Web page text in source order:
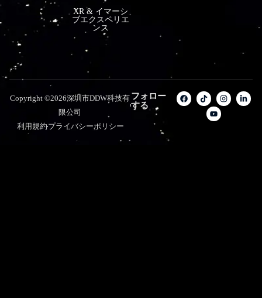
XR & イマーシ
ブエクスペリエ
ンス
Copyright ©2026深圳市DDW科技有
限公司
利用規約プライバシーポリシー
フォロー
する